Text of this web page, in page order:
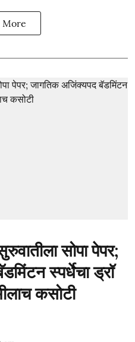
More
सोपा पेपर;
स्पर्धेचा ड्रॉ
कसोटी